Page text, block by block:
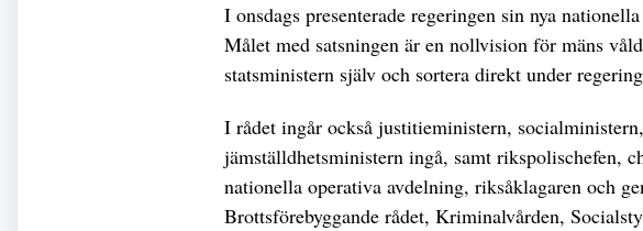
I onsdags presenterade regeringen sin nya
Målet med satsningen är en nollvision för mäns
statsministern själv och sortera direkt under
I rådet ingår också justitieministern,
jämställdhetsministern ingå, samt rikspolischefen,
nationella operativa avdelning, riksåklagaren och
Brottsförebyggande rådet, Kriminalvården,